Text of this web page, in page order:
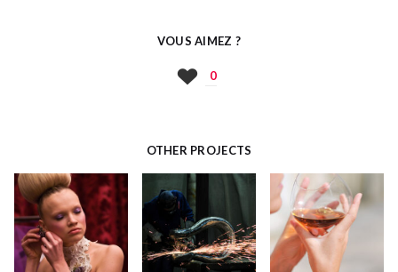
VOUS AIMEZ ?
0
OTHER PROJECTS